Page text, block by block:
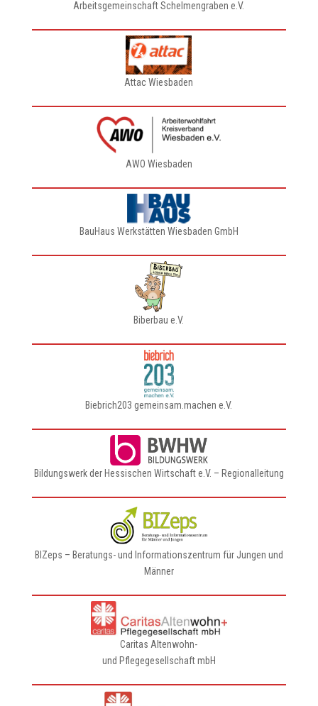
Arbeitsgemeinschaft Schelmengraben e.V.
Attac Wiesbaden
AWO Wiesbaden
BauHaus Werkstätten Wiesbaden GmbH
Biberbau e.V.
Biebrich203 gemeinsam.machen e.V.
Bildungswerk der Hessischen Wirtschaft e.V. – Regionalleitung
BIZeps – Beratungs- und Informationszentrum für Jungen und
Männer
Caritas Altenwohn-
und Pflegegesellschaft mbH